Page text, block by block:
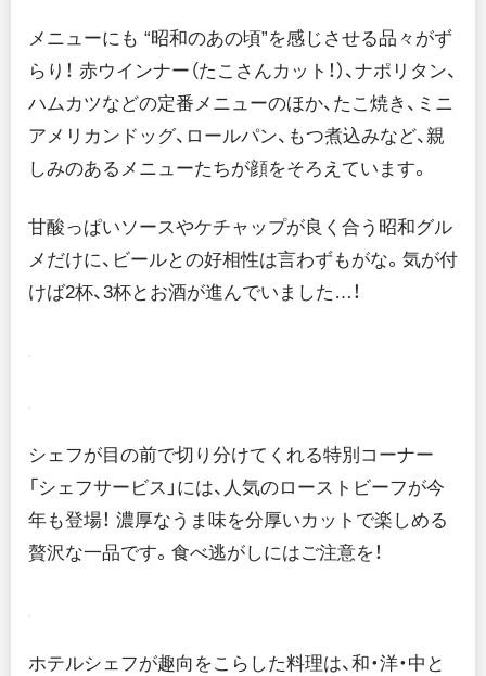
メニューにも “昭和のあの頃”を感じさせる品々がず
らり！ 赤ウインナー（たこさんカット！）、ナポリタン、
ハムカツなどの定番メニューのほか、たこ焼き、ミニ
アメリカンドッグ、ロールパン、もつ煮込みなど、親
しみのあるメニューたちが顔をそろえています。
甘酸っぱいソースやケチャップが良く合う昭和グル
メだけに、ビールとの好相性は言わずもがな。気が付
けば2杯、3杯とお酒が進んでいました…！
シェフが目の前で切り分けてくれる特別コーナー
「シェフサービス」には、人気のローストビーフが今
年も登場！ 濃厚なうま味を分厚いカットで楽しめる
贅沢な一品です。食べ逃がしにはご注意を！
ホテルシェフが趣向をこらした料理は、和・洋・中と